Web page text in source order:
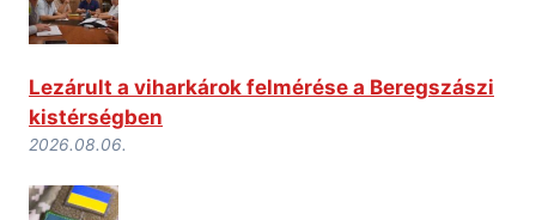
Lezárult a viharkárok felmérése a Beregszászi
kistérségben
2026.08.06.